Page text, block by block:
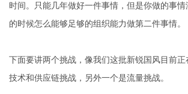
时间。只能几年做好一件事情，但是你做的事
的时候怎么能够足够的组织能力做第二件事情。
下面要讲两个挑战，像我们这批新锐国风目前
技术和供应链挑战，另外一个是流量挑战。